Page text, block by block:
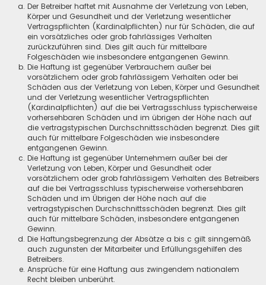
Der Betreiber haftet mit Ausnahme der Verletzung von Leben,
Körper und Gesundheit und der Verletzung wesentlicher
Vertragspflichten (Kardinalpflichten) nur für Schäden, die auf
ein vorsätzliches oder grob fahrlässiges Verhalten
zurückzuführen sind. Dies gilt auch für mittelbare
Folgeschäden wie insbesondere entgangenen Gewinn.
Die Haftung ist gegenüber Verbrauchern außer bei
vorsätzlichem oder grob fahrlässigem Verhalten oder bei
Schäden aus der Verletzung von Leben, Körper und Gesundheit
und der Verletzung wesentlicher Vertragspflichten
(Kardinalpflichten) auf die bei Vertragsschluss typischerweise
vorhersehbaren Schäden und im übrigen der Höhe nach auf
die vertragstypischen Durchschnittsschäden begrenzt. Dies gilt
auch für mittelbare Folgeschäden wie insbesondere
entgangenen Gewinn.
Die Haftung ist gegenüber Unternehmern außer bei der
Verletzung von Leben, Körper und Gesundheit oder
vorsätzlichem oder grob fahrlässigem Verhalten des Betreibers
auf die bei Vertragsschluss typischerweise vorhersehbaren
Schäden und im Übrigen der Höhe nach auf die
vertragstypischen Durchschnittsschäden begrenzt. Dies gilt
auch für mittelbare Schäden, insbesondere entgangenen
Gewinn.
Die Haftungsbegrenzung der Absätze a bis c gilt sinngemäß
auch zugunsten der Mitarbeiter und Erfüllungsgehilfen des
Betreibers.
Ansprüche für eine Haftung aus zwingendem nationalem
Recht bleiben unberührt.